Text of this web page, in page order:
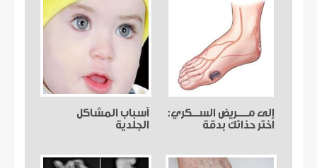
إلى مـــــريض الســـكري:
اختر حذائك بدقة
أسباب المشاكل
الجلدية